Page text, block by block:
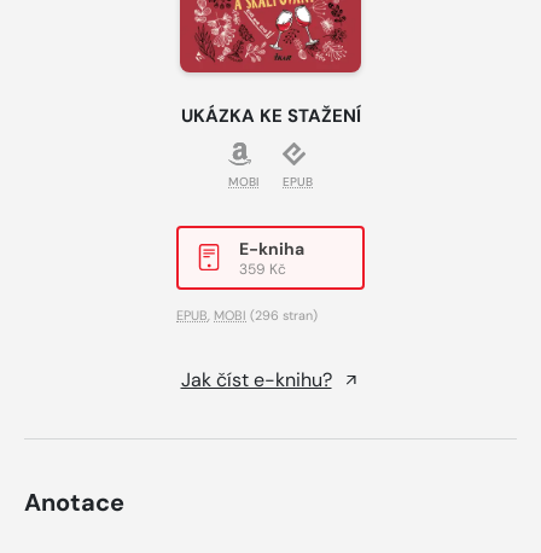
UKÁZKA KE STAŽENÍ
MOBI EPUB
E-kniha
359 Kč
EPUB MOBI (296 stran)
Jak číst e-knihu?
Anotace